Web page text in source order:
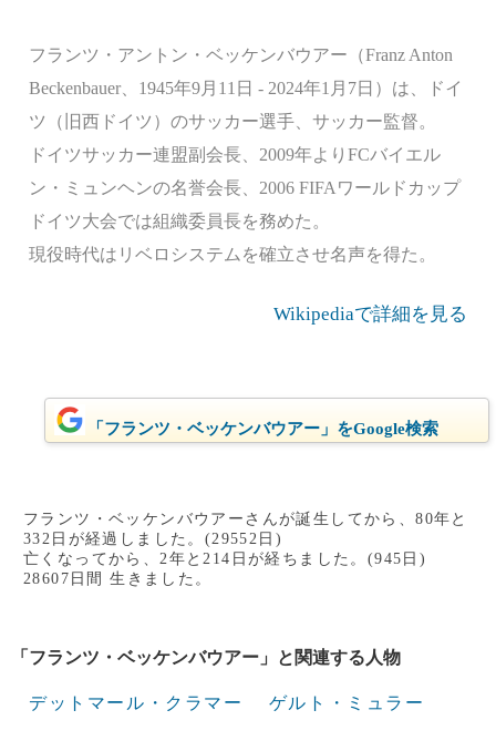
フランツ・アントン・ベッケンバウアー（Franz Anton
Beckenbauer、1945年9月11日 - 2024年1月7日）は、ドイ
ツ（旧西ドイツ）のサッカー選手、サッカー監督。
ドイツサッカー連盟副会長、2009年よりFCバイエル
ン・ミュンヘンの名誉会長、2006 FIFAワールドカップ
ドイツ大会では組織委員長を務めた。
現役時代はリベロシステムを確立させ名声を得た。
Wikipediaで詳細を見る
「フランツ・ベッケンバウアー」をGoogle検索
フランツ・ベッケンバウアーさんが誕生してから、80年と
332日が経過しました。(29552日)
亡くなってから、2年と214日が経ちました。(945日)
28607日間 生きました。
「フランツ・ベッケンバウアー」と関連する人物
デットマール・クラマー ゲルト・ミュラー